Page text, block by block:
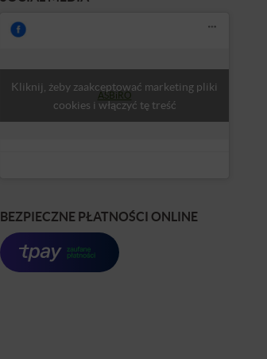
ASBiRO
Kliknij, żeby zaakceptować marketing pliki
cookies i włączyć tę treść
BEZPIECZNE PŁATNOŚCI ONLINE